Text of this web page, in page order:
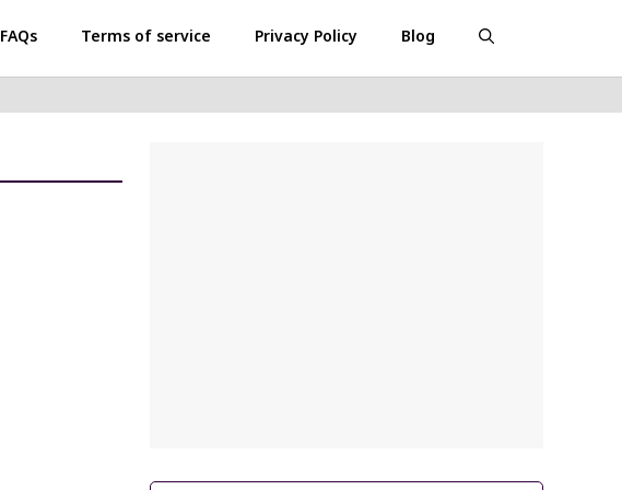
FAQs Terms of service Privacy Policy Blog